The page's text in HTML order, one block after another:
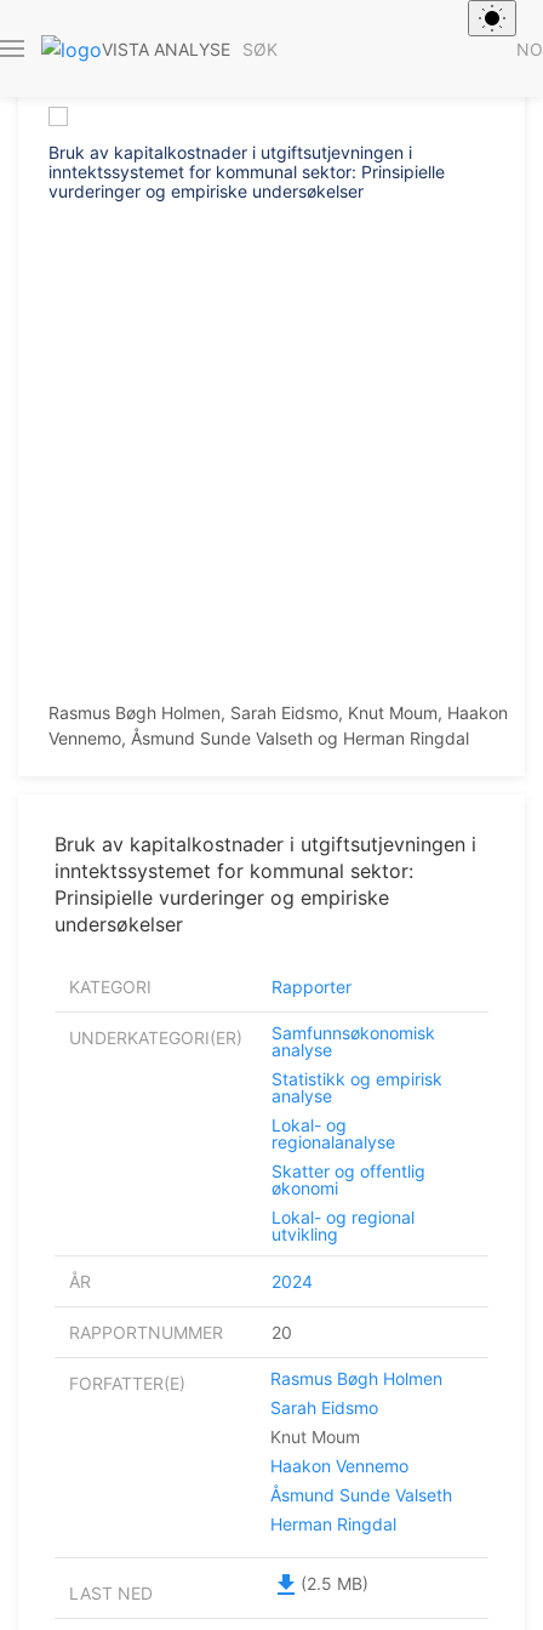
VISTA ANALYSE SØK NO
Rapport 2024/20
Bruk av kapitalkostnader i utgiftsutjevningen i
inntektssystemet for kommunal sektor: Prinsipielle
vurderinger og empiriske undersøkelser
Rasmus Bøgh Holmen, Sarah Eidsmo, Knut Moum, Haakon
Vennemo, Åsmund Sunde Valseth og Herman Ringdal
Bruk av kapitalkostnader i utgiftsutjevningen i
inntektssystemet for kommunal sektor:
Prinsipielle vurderinger og empiriske
undersøkelser
KATEGORI Rapporter
UNDERKATEGORI(ER)
Samfunnsøkonomisk
analyse
Statistikk og empirisk
analyse
Lokal- og
regionalanalyse
Skatter og offentlig
økonomi
Lokal- og regional
utvikling
ÅR 2024
RAPPORTNUMMER 20
FORFATTER(E)
Rasmus Bøgh Holmen
Sarah Eidsmo
Knut Moum
Haakon Vennemo
Åsmund Sunde Valseth
Herman Ringdal
LAST NED file_download (2.5 MB)